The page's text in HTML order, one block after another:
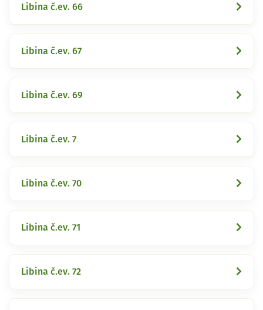
Libina č.ev. 66
Libina č.ev. 67
Libina č.ev. 69
Libina č.ev. 7
Libina č.ev. 70
Libina č.ev. 71
Libina č.ev. 72